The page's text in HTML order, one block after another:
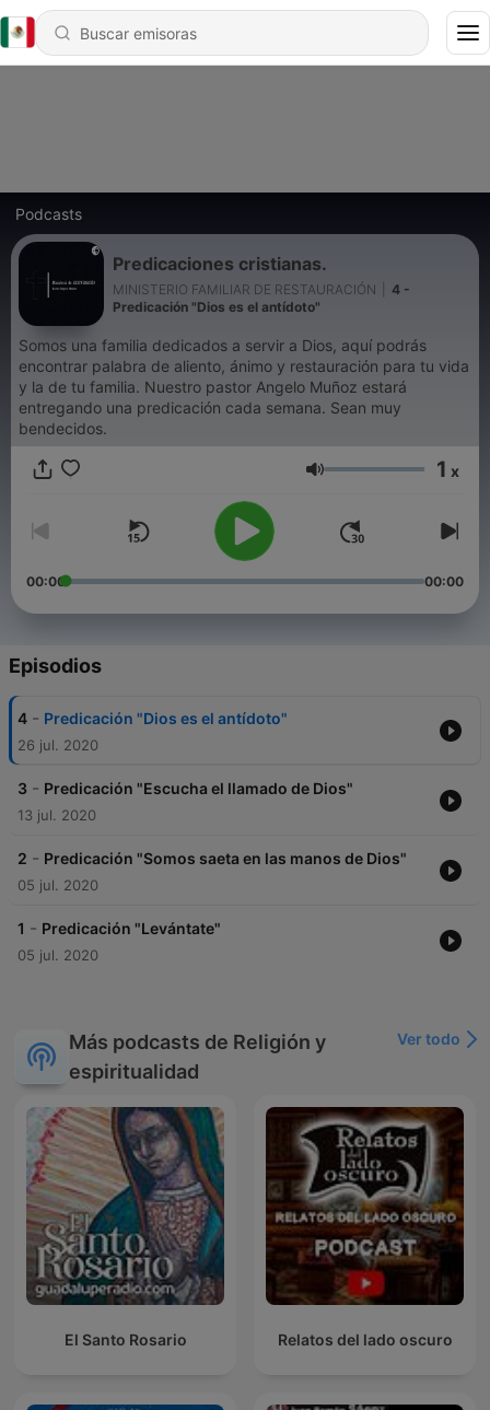
Podcasts
Predicaciones cristianas.
MINISTERIO FAMILIAR DE RESTAURACIÓN
4 -
Predicación "Dios es el antídoto"
Somos una familia dedicados a servir a Dios, aquí podrás
encontrar palabra de aliento, ánimo y restauración para tu vida
y la de tu familia. Nuestro pastor Angelo Muñoz estará
entregando una predicación cada semana. Sean muy
bendecidos.
Volumen 1 x
00:00 00:00
Episodios
4 - Predicación "Dios es el antídoto"
26 jul. 2020
3 - Predicación "Escucha el llamado de Dios"
13 jul. 2020
2 - Predicación "Somos saeta en las manos de Dios"
05 jul. 2020
1 - Predicación "Levántate"
05 jul. 2020
Más podcasts de Religión y
espiritualidad
Ver todo
El Santo Rosario Relatos del lado oscuro